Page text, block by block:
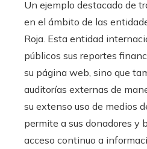
Un ejemplo destacado de
en el ámbito de las
Roja. Esta entidad
públicos sus reportes
su página web, sino que
auditorías externas de
su extenso uso de medios
permite a sus donadores y
acceso continuo a